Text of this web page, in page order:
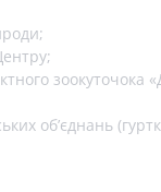
зоокуточока
об’єднань